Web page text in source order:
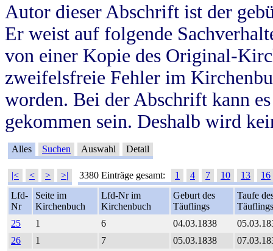
Autor dieser Abschrift ist der
Er weist auf folgende
von einer Kopie des Original-
zweifelsfreie Fehler im
worden. Bei der Abschrift kann
gekommen sein. Deshalb wird
Alles Suchen Auswahl Detail
|< < > >| 3380 Einträge gesamt: 1 4 7 10 13
16
Lfd-
Nr
Seite im
Kirchenbuch
Lfd-Nr im
Kirchenbuch
Geburt des
Täuflings
Taufe
Täuflings
25
1 6 04.03.1838
26
1 7 05.03.1838